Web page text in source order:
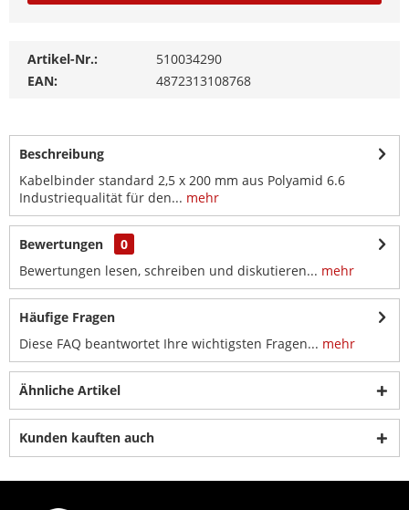
Artikel-Nr.:
510034290
EAN:
4872313108768
Beschreibung
Kabelbinder standard 2,5 x 200 mm aus Polyamid 6.6
Industriequalität für den... mehr
Bewertungen
0
Bewertungen lesen, schreiben und diskutieren... mehr
Häufige Fragen
Diese FAQ beantwortet Ihre wichtigsten Fragen... mehr
Ähnliche Artikel
Kunden kauften auch